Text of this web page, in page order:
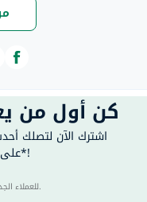
كن أول من
اشترك الآن لتصلك
علىمباشرةً*!
40 للعملاء الجدد فقط. تطبق الشروط والأحكام.